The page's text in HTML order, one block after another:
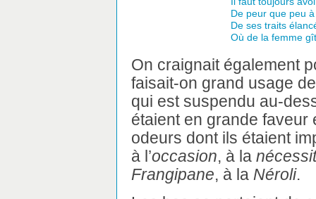
De peur que peu
De ses traits
Où de la femme
On craignait également
faisait-on grand usage
qui est suspendu au-
étaient en grande faveur
odeurs dont ils étaient
à l’occasion, à la
Frangipane, à la Néroli.